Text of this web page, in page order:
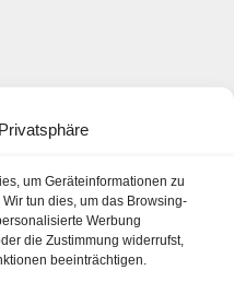
um Geräteinformationen zu
tun dies, um das Browsing-
Werbung
die Zustimmung widerrufst,
beeinträchtigen.
Wissenschaft